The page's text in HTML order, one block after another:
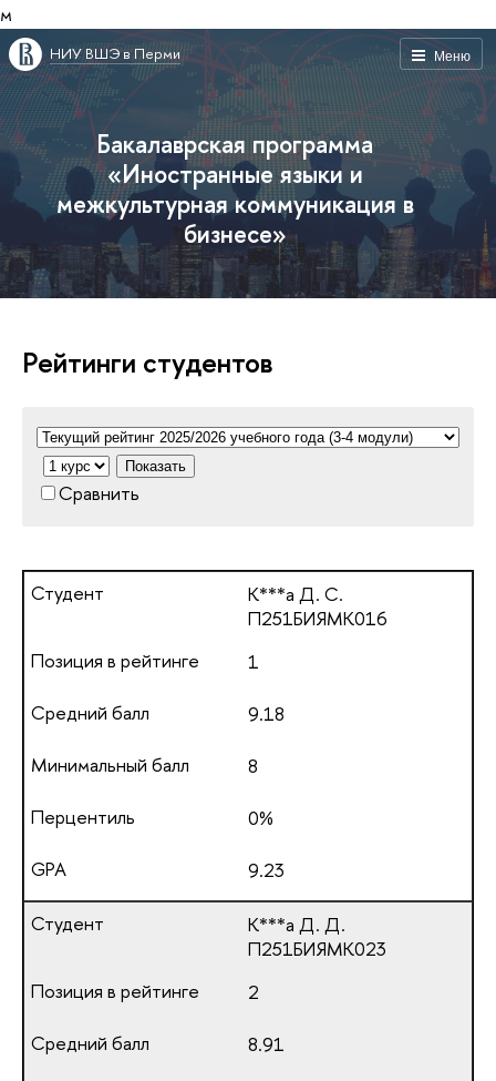
м
Меню
НИУ ВШЭ в Перми
Бакалаврская программа
«Иностранные языки и
межкультурная коммуникация в
бизнесе»
Рейтинги студентов
Показать
Сравнить
К***а Д. С.
П251БИЯМК016
1
9.18
8
0%
9.23
К***а Д. Д.
П251БИЯМК023
2
8.91